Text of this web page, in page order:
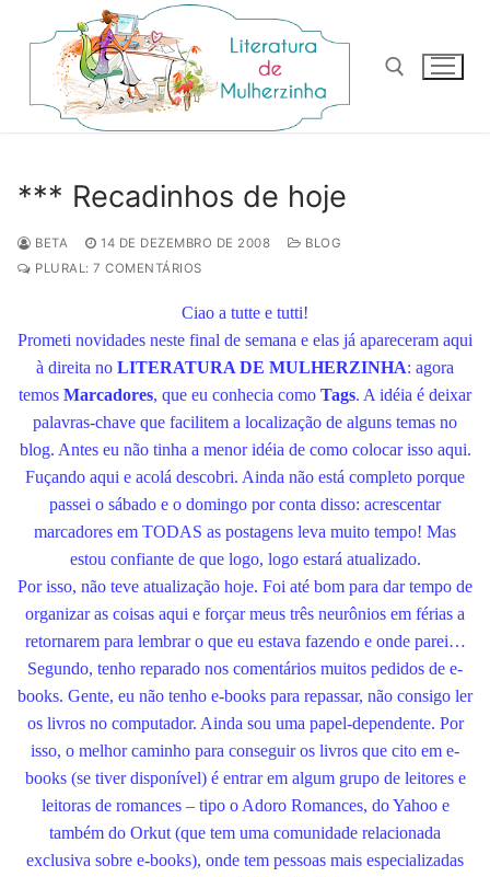
para
conteúdo
*** Recadinhos de hoje
BETA 14 DE DEZEMBRO DE 2008
BLOG
PLURAL: 7 COMENTÁRIOS
Ciao a tutte e tutti!
Prometi novidades neste final de semana e elas já apareceram aqui
à direita no LITERATURA DE MULHERZINHA: agora
temos Marcadores, que eu conhecia como Tags. A idéia é deixar
palavras-chave que facilitem a localização de alguns temas no
blog. Antes eu não tinha a menor idéia de como colocar isso aqui.
Fuçando aqui e acolá descobri. Ainda não está completo porque
passei o sábado e o domingo por conta disso: acrescentar
marcadores em TODAS as postagens leva muito tempo! Mas
estou confiante de que logo, logo estará atualizado.
Por isso, não teve atualização hoje. Foi até bom para dar tempo de
organizar as coisas aqui e forçar meus três neurônios em férias a
retornarem para lembrar o que eu estava fazendo e onde parei…
Segundo, tenho reparado nos comentários muitos pedidos de e-
books. Gente, eu não tenho e-books para repassar, não consigo ler
os livros no computador. Ainda sou uma papel-dependente. Por
isso, o melhor caminho para conseguir os livros que cito em e-
books (se tiver disponível) é entrar em algum grupo de leitores e
leitoras de romances – tipo o Adoro Romances, do Yahoo e
também do Orkut (que tem uma comunidade relacionada
exclusiva sobre e-books), onde tem pessoas mais especializadas